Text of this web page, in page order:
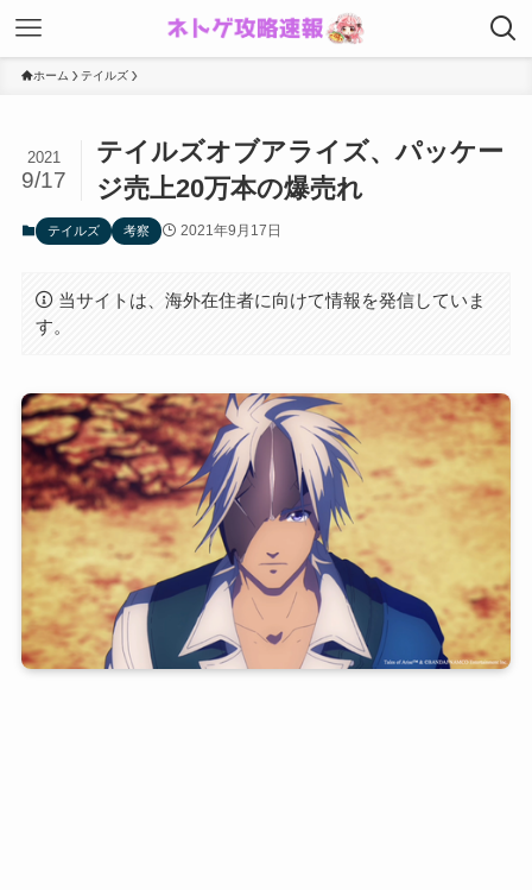
ホーム テイルズ
テイルズオブアライズ、パッケー
ジ売上20万本の爆売れ
2021
9/17
テイルズ 考察 2021年9月17日
当サイトは、海外在住者に向けて情報を発信していま
す。